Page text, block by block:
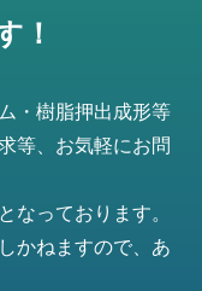
！
・樹脂押出成形等
等、お気軽にお問
なっております。
かねますので、あ